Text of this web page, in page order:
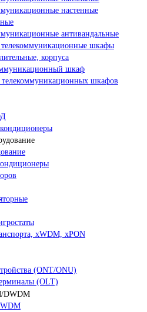
настенные
антивандальные
телекоммуникационные шкафы
корпуса
шкаф
телекоммуникационных шкафов
xWDM, xPON
(ONT/ONU)
(OLT)